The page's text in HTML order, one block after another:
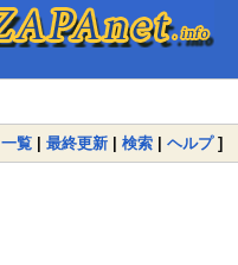
一覧 | 最終更新 | 検索 | ヘルプ]